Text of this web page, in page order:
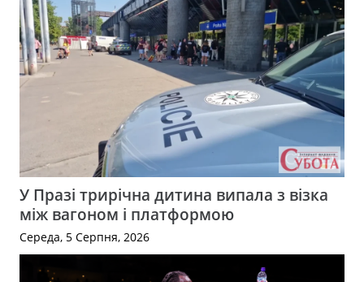
У Празі трирічна дитина випала з візка
між вагоном і платформою
Середа, 5 Серпня, 2026